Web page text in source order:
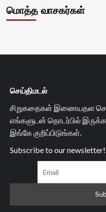
மொத்த வாசகர்கள்
செய்திமடல்
சிறுகதைகள் இணையதள
எங்களுடன் தொடர்பில்
இங்கே குறிப்பிடுங்கள்.
Subscribe to our newsletter!